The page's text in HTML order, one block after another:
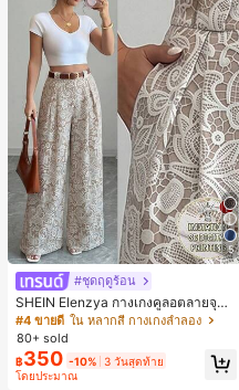
5
#ชุดฤดูร้อน
SHEIN Elenzya กางเกงคูลอตลายจุดเ
อวสูงแบบใหม่สำหรับฤดูใบไม้ผลิ/ฤดูร้อ
น, สไตล์หรูหราเหมาะสำหรับใส่ในชีวิต
ประจำวันและทำงาน, ให้ความรู้สึกวินเ
ทจสำหรับฤดูรับปริญญา, เทศกาลดนตร
ี, การแข่งม้าดาร์บี้, วันประกาศอิสรภาพ
#4 ขายดี ใน หลากสี กางเกงลำลอง
80+ sold
฿350 -10% 3 วันสุดท้าย
โดยประมาณ